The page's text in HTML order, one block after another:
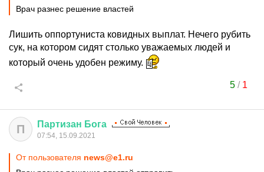
Врач разнес решение властей
Лишить оппортуниста ковидных выплат. Нечего рубить
сук, на котором сидят столько уважаемых людей и
который очень удобен режиму.
5/ 1
П Партизан Бога
07:54, 15.09.2021
От пользователя news@e1.ru